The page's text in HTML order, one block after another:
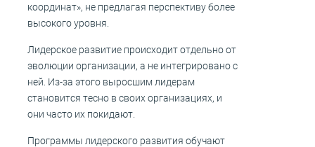
координат», не предлагая перспективу более
высокого уровня.
Лидерское развитие происходит отдельно от
эволюции организации, а не интегрировано с
ней. Из-за этого выросшим лидерам
становится тесно в своих организациях, и
они часто их покидают.
Программы лидерского развития обучают